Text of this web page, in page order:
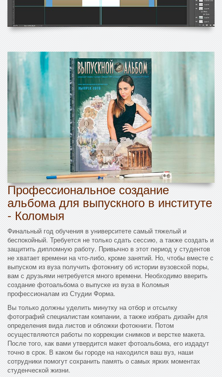
Профессиональное создание
альбома для выпускного в институте
- Коломыя
Финальный год обучения в университете самый тяжелый и
беспокойный. Требуется не только сдать сессию, а также создать и
защитить дипломную работу. Привычно в этот период у студентов
не хватает времени на что-либо, кроме занятий. Но, чтобы вместе с
выпуском из вуза получить фотокнигу об истории вузовской поры,
вам с друзьями нетребуется много времени. Необходимо вверить
создание фотоальбома о выпуске из вуза в Коломыя
профессионалам из Студии Форма.
Вы только должны уделить минутку на отбор и отсылку
фотографий специалистам компании, а также избрать дизайн для
определения вида листов и обложки фотокниги. Потом
осуществляются работы по коррекции снимков и верстке макета.
После того, как вами утвердится макет фотоальбома, его издадут
точно в срок. В каком бы городе на находился ваш вуз, наши
сотрудники помогут сохранить память о самых ярких моментах
студенческой жизни.